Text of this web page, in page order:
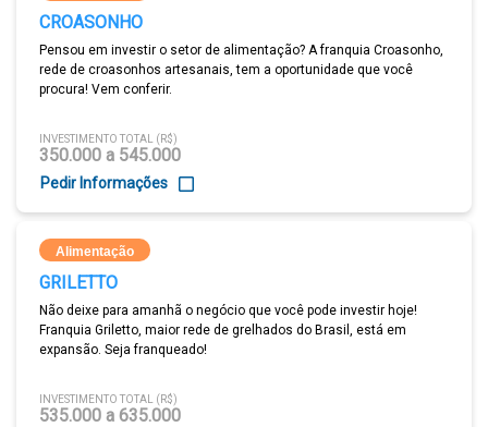
CROASONHO
Pensou em investir o setor de alimentação? A franquia Croasonho,
rede de croasonhos artesanais, tem a oportunidade que você
procura! Vem conferir.
INVESTIMENTO TOTAL (R$)
350.000 a 545.000
Pedir Informações
Alimentação
GRILETTO
Não deixe para amanhã o negócio que você pode investir hoje!
Franquia Griletto, maior rede de grelhados do Brasil, está em
expansão. Seja franqueado!
INVESTIMENTO TOTAL (R$)
535.000 a 635.000